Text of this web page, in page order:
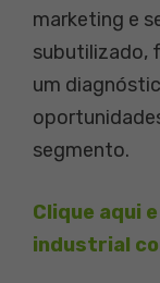
marketing e
subutilizado,
um
segmento.
Clique aqui
industrial